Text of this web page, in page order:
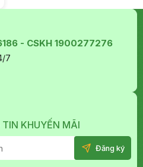
- CSKH 1900277276
7
KHUYẾN MÃI